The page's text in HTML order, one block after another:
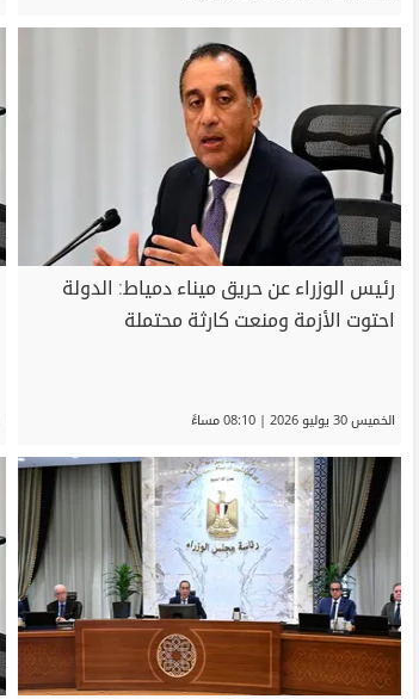
رئيس الوزراء عن حريق ميناء دمياط: الدولة
احتوت الأزمة ومنعت كارثة محتملة
الخميس 30 يوليو 2026 | 08:10 مساءً